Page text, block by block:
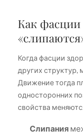
Как
Когда фасции
других структур,
Движение тогда
односторонних
свойства
Слипания